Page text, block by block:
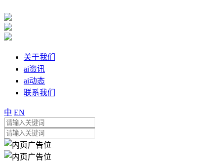
关于我们
ai资讯
ai动态
联系我们
中 EN